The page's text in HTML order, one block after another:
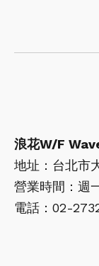
浪花W/F
地址：台北市
營業時間：週
電話：02-